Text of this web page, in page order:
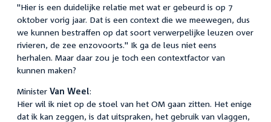
"Hier is een duidelijke relatie met wat er gebeurd is op 7
oktober vorig jaar. Dat is een context die we meewegen, dus
we kunnen bestraffen op dat soort verwerpelijke leuzen over
rivieren, de zee enzovoorts." Ik ga de leus niet eens
herhalen. Maar daar zou je toch een contextfactor van
kunnen maken?
Minister Van Weel:
Hier wil ik niet op de stoel van het OM gaan zitten. Het enige
dat ik kan zeggen, is dat uitspraken, het gebruik van vlaggen,